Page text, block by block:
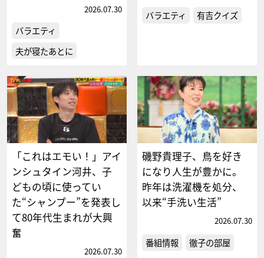
2026.07.30
バラエティ
夫が寝たあとに
バラエティ 有吉クイズ
「これはエモい！」アイ
ンシュタイン河井、子
どもの頃に使ってい
た“シャンプー”を発表し
て80年代生まれが大興
奮
2026.07.30
磯野貴理子、鳥を好き
になり人生が豊かに。
昨年は洗濯機を処分、
以来“手洗い生活”
2026.07.30
番組情報 徹子の部屋